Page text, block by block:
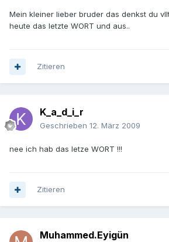
Mein kleiner lieber bruder das denkst du
heute das letzte WORT und aus..
Zitieren
K_a_d_i_r
Geschrieben 12. März 2009
nee ich hab das letze WORT !!!
Zitieren
Muhammed.Eyigün